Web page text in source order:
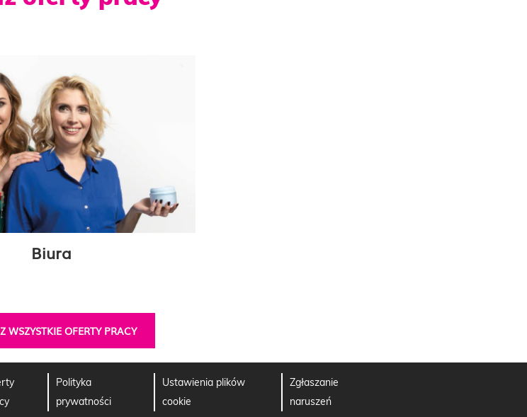
Biura
WSZYSTKIE OFERTY PRACY
Polityka
prywatności
Ustawienia plików
cookie
Zgłaszanie
naruszeń